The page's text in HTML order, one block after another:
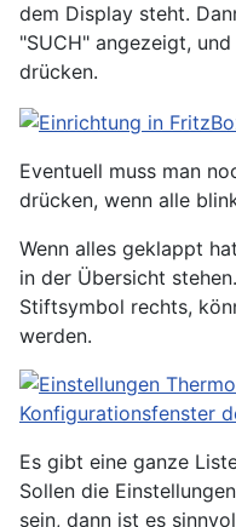
dem Display steht.
"SUCH" angezeigt,
drücken.
Eventuell muss man
drücken, wenn alle
Wenn alles geklappt
in der Übersicht
Stiftsymbol rechts,
werden.
Es gibt eine ganze
Sollen die
sein, dann ist es